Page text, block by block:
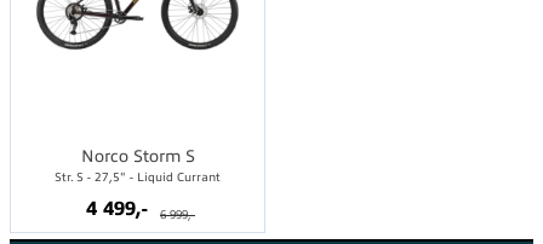
Norco Storm S
Str. S - 27,5" - Liquid Currant
4 499,- 6 999,-